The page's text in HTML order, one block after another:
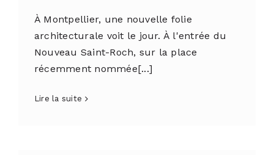
À Montpellier, une nouvelle folie
architecturale voit le jour. À l'entrée du
Nouveau Saint-Roch, sur la place
récemment nommée[...]
Lire la suite